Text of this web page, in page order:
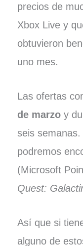
precios de
Xbox Live y
obtuvieron
uno mes.
Las ofertas
de marzoy
seis
podremos
(Microsoft
Quest:
Así que si
alguno de